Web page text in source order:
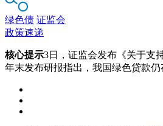
绿色债 证监会
政策速递
核心提示3日，证监会发布《关于支
年末发布研报指出，我国绿色贷款仍